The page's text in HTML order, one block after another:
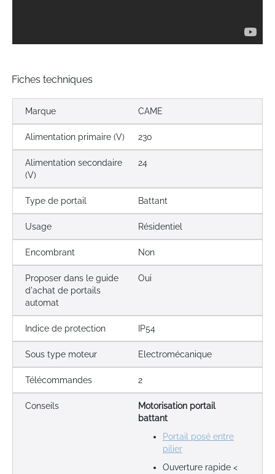
Fiches techniques
Marque CAME
Alimentation primaire (V) 230
Alimentation secondaire
(V)
24
Type de portail Battant
Usage Résidentiel
Encombrant Non
Proposer dans le guide
d'achat de portails
automat
Oui
Indice de protection IP54
Sous type moteur Electromécanique
Télécommandes 2
Conseils
Motorisation portail
battant
Portail posé entre
pilier
Ouverture rapide <